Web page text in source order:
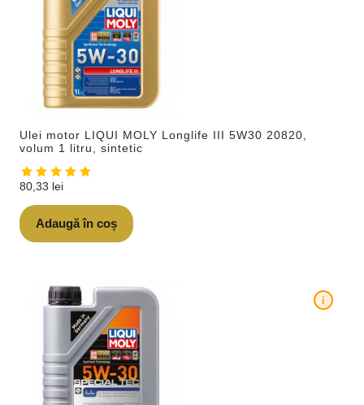
Ulei motor LIQUI MOLY Longlife III 5W30 20820,
volum 1 litru, sintetic
80,33 lei
Adaugă în coș
i